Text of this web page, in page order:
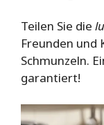
Teilen Sie die
Freunden und
Schmunzeln.
garantiert!